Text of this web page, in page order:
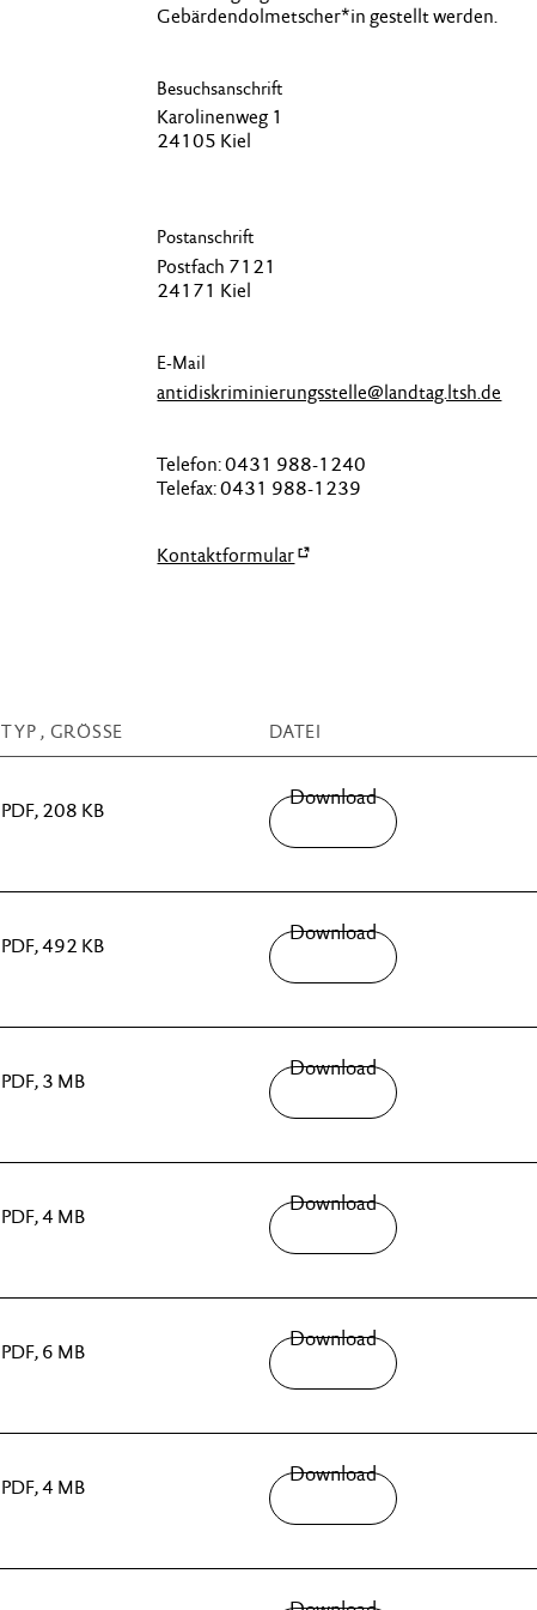
Gebärden­dolmetscher*in gestellt werden.
Besuchsanschrift
Karolinenweg 1
24105 Kiel
Postanschrift
Postfach 7121
24171 Kiel
E-Mail
antidiskriminierungsstelle@landtag.ltsh.de
Telefon: 0431 988-1240
Telefax: 0431 988-1239
Kontaktformular
TYP , GRÖSSE DATEI
PDF, 208 KB
Download
PDF, 492 KB
Download
PDF, 3 MB
Download
PDF, 4 MB
Download
PDF, 6 MB
Download
PDF, 4 MB
Download